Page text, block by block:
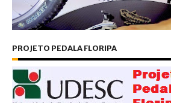
PROJETO PEDALA FLORIPA